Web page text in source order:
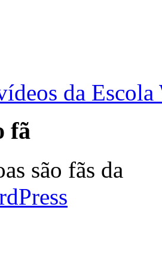
da
fã
são fãs da